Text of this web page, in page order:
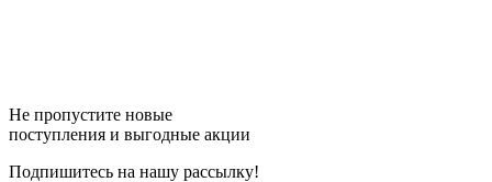
Не пропустите новые
поступления и выгодные акции
Подпишитесь на нашу рассылку!